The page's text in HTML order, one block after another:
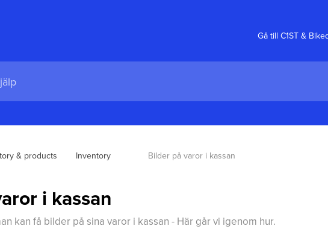
Gå till C1ST &
& products Inventory Bilder på varor i kassan
i kassan
kan få bilder på sina varor i kassan - Här går vi igenom hur.